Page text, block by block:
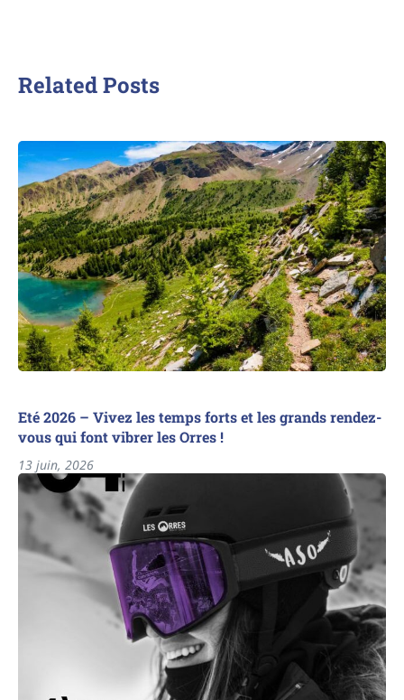
Related Posts
Eté 2026 – Vivez les temps forts et les grands rendez-
vous qui font vibrer les Orres !
13 juin, 2026